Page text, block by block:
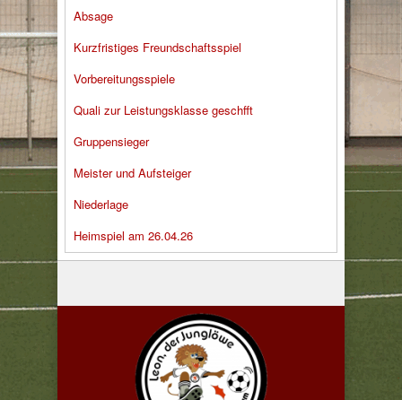
Absage
Kurzfristiges Freundschaftsspiel
Vorbereitungsspiele
Quali zur Leistungsklasse geschfft
Gruppensieger
Meister und Aufsteiger
Niederlage
Heimspiel am 26.04.26